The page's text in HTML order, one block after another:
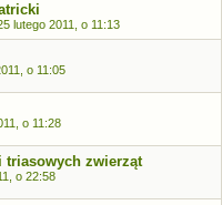
lutego 2011, o 11:13
o 11:05
o 11:28
triasowych zwierząt
o 22:58